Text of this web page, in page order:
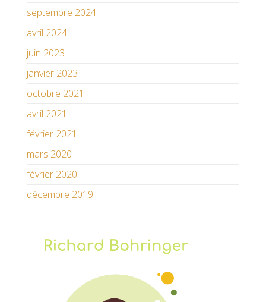
septembre 2024
avril 2024
juin 2023
janvier 2023
octobre 2021
avril 2021
février 2021
mars 2020
février 2020
décembre 2019